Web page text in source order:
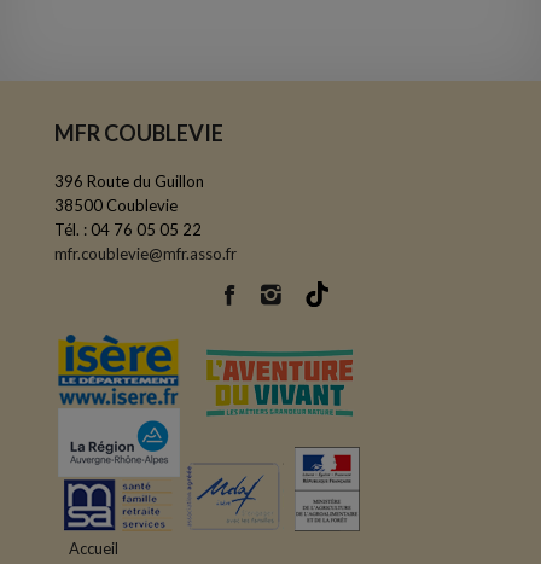
MFR COUBLEVIE
396 Route du Guillon
38500 Coublevie
Tél. : 04 76 05 05 22
mfr.coublevie@mfr.asso.fr
Accueil